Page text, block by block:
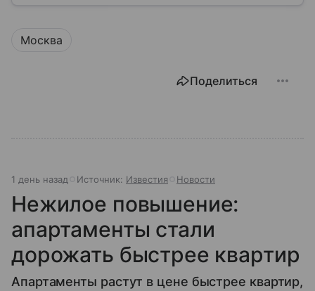
Москва
Поделиться
1 день назад Источник: Известия Новости
Нежилое повышение:
апартаменты стали
дорожать быстрее квартир
Апартаменты растут в цене быстрее квартир,